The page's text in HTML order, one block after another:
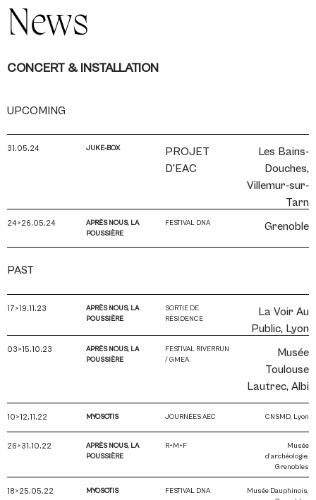
News
CONCERT & INSTALLATION
UPCOMING
31.05.24 JUKE-BOX
PROJET
D’EAC
Les Bains-
Douches,
Villemur-sur-
Tarn
24>26.05.24
APRÈS NOUS, LA
POUSSIÈRE
FESTIVAL DNA Grenoble
PAST
17>19.11.23
APRÈS NOUS, LA
POUSSIÈRE
SORTIE DE
RÉSIDENCE
La Voir Au
Public, Lyon
03>15.10.23
APRÈS NOUS, LA
POUSSIÈRE
FESTIVAL RIVERRUN
/ GMEA
Musée
Toulouse
Lautrec, Albi
10>12.11.22 MYOSOTIS JOURNÉES AEC CNSMD, Lyon
26>31.10.22
APRÈS NOUS, LA
POUSSIÈRE
R+M+F
Musée
d’archéologie,
Grenobles
18>25.05.22 MYOSOTIS FESTIVAL DNA
Musée Dauphinois,